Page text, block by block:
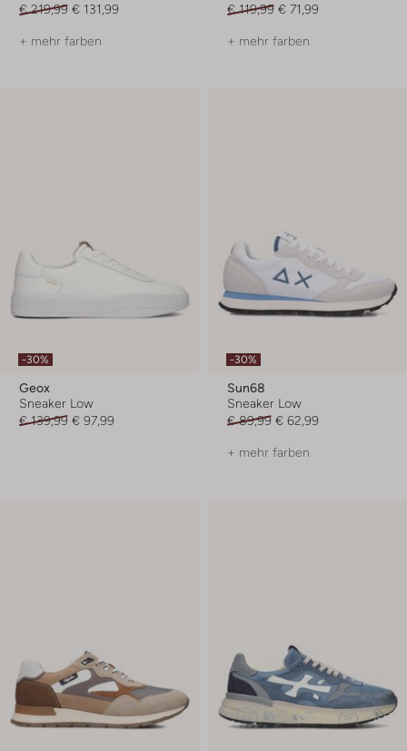
€ 219,99 € 131,99
+ mehr farben
€ 119,99 € 71,99
+ mehr farben
-30%
Geox
Sneaker Low
€ 139,99 € 97,99
-30%
Sun68
Sneaker Low
€ 89,99 € 62,99
+ mehr farben